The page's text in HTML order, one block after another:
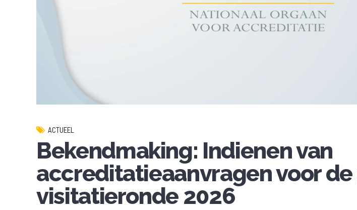
ACTUEEL
Bekendmaking: Indienen van
accreditatieaanvragen voor de
visitatieronde 2026